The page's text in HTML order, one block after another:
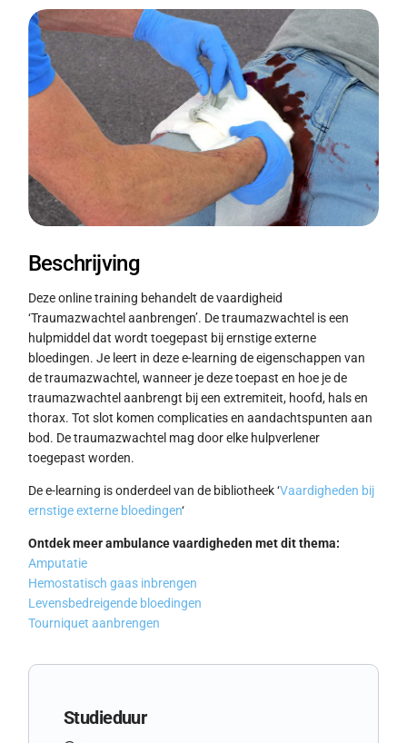
Beschrijving
Deze online training behandelt de vaardigheid
‘Traumazwachtel aanbrengen’. De traumazwachtel is een
hulpmiddel dat wordt toegepast bij ernstige externe
bloedingen. Je leert in deze e-learning de eigenschappen van
de traumazwachtel, wanneer je deze toepast en hoe je de
traumazwachtel aanbrengt bij een extremiteit, hoofd, hals en
thorax. Tot slot komen complicaties en aandachtspunten aan
bod. De traumazwachtel mag door elke hulpverlener
toegepast worden.
De e-learning is onderdeel van de bibliotheek ‘Vaardigheden bij
ernstige externe bloedingen‘
Ontdek meer ambulance vaardigheden met dit thema:
Amputatie
Hemostatisch gaas inbrengen
Levensbedreigende bloedingen
Tourniquet aanbrengen
Studieduur